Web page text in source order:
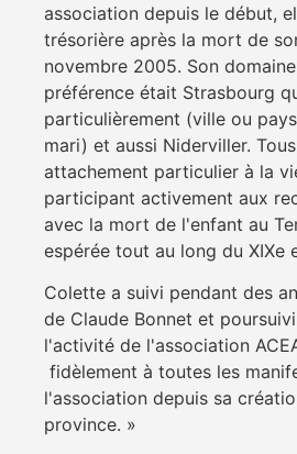
association depuis le début,
trésorière après la mort de
novembre 2005. Son
préférence était Strasbourg
particulièrement (ville ou
mari) et aussi Niderviller.
attachement particulier à la
participant activement aux
avec la mort de l'enfant au
espérée tout au long du XIXe
Colette a suivi pendant des
de Claude Bonnet et
l'activité de l'association
fidèlement à toutes les
l'association depuis sa
province. »